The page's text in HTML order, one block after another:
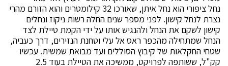
נחל ציפורי הוא נחל איתן, שאורכו 32 קילומטרים והוא הזורם מהרי
נצרת לנחל קישון. לפני מספר שנים החלה רשות ניקוז ונחלים
קישון לשקם את הנחל ולהנגיש אותו על ידי הקמת טיילת לצד
הנחל שמתחילה מהכפר ראס אל עלי וטחנת הנזירים, דרך כעביה,
שטחי החקלאות של קיבוץ הסוללים ועד מבואת שמשית. עכשיו
קק"ל, ששותפה לפרויקט, ממשיכה את הטיילת בעוד 2.5